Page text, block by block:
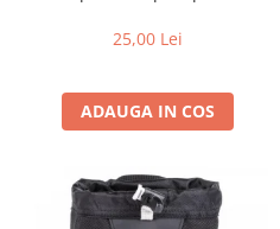
25,00 Lei
ADAUGA IN COS